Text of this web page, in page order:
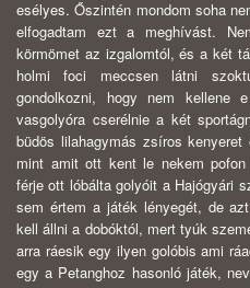
esélyes. Őszintén mondom soha
elfogadtam ezt a meghívást.
körmömet az izgalomtól, és a két
holmi foci meccsen látni
gondolkozni, hogy nem kellene
vasgolyóra cserélnie a két
büdös lilahagymás zsíros
mint amit ott kent le nekem
férje ott lóbálta golyóit a Hajógyári
sem értem a játék lényegét, de
kell állni a dobóktól, mert tyúk
arra ráesik egy ilyen golóbis ami
egy a Petanghoz hasonló játék,